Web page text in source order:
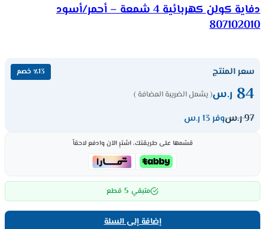
دفاية كولن كهربائية 4 شمعة – أحمر/أسود
807102010
سعر المنتج ٪13 خصم
84 ر.س( يشمل الضريبة المضافة )
97ر.سوفر 13 ر.س
قسّمها على طريقتك، اشترِ الآن وادفع لاحقاً
متبقي 5 قطع
إضافة إلى السلة